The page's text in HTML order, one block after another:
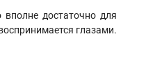
достаточно для
глазами.